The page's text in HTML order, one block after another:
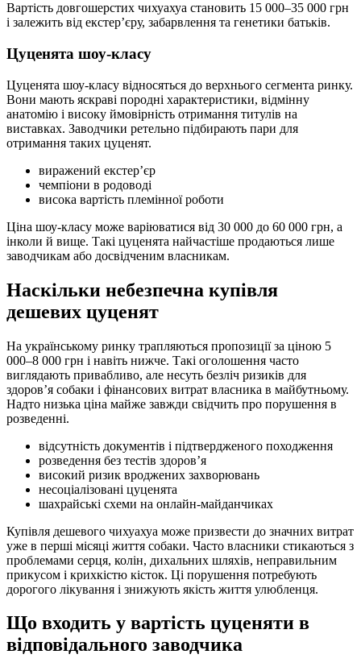
Вартість довгошерстих чихуахуа становить 15 000–35 000 грн
і залежить від екстерʼєру, забарвлення та генетики батьків.
Цуценята шоу-класу
Цуценята шоу-класу відносяться до верхнього сегмента ринку.
Вони мають яскраві породні характеристики, відмінну
анатомію і високу ймовірність отримання титулів на
виставках. Заводчики ретельно підбирають пари для
отримання таких цуценят.
виражений екстерʼєр
чемпіони в родоводі
висока вартість племінної роботи
Ціна шоу-класу може варіюватися від 30 000 до 60 000 грн, а
інколи й вище. Такі цуценята найчастіше продаються лише
заводчикам або досвідченим власникам.
Наскільки небезпечна купівля
дешевих цуценят
На українському ринку трапляються пропозиції за ціною 5
000–8 000 грн і навіть нижче. Такі оголошення часто
виглядають привабливо, але несуть безліч ризиків для
здоровʼя собаки і фінансових витрат власника в майбутньому.
Надто низька ціна майже завжди свідчить про порушення в
розведенні.
відсутність документів і підтвердженого походження
розведення без тестів здоровʼя
високий ризик вроджених захворювань
несоціалізовані цуценята
шахрайські схеми на онлайн-майданчиках
Купівля дешевого чихуахуа може призвести до значних витрат
уже в перші місяці життя собаки. Часто власники стикаються з
проблемами серця, колін, дихальних шляхів, неправильним
прикусом і крихкістю кісток. Ці порушення потребують
дорогого лікування і знижують якість життя улюбленця.
Що входить у вартість цуценяти в
відповідального заводчика